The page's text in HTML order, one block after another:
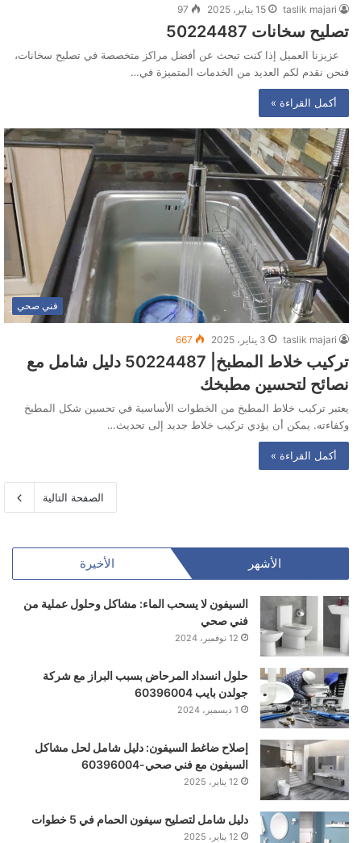
taslik majari 15 يناير، 2025 97
تصليح سخانات ‭50224487‬
عزيزنا العميل إذا كنت تبحث عن أفضل مراكز متخصصة في تصليح سخانات،
فنحن نقدم لكم العديد من الخدمات المتميزة في…
أكمل القراءة »
فني صحي
taslik majari 3 يناير، 2025 667
تركيب خلاط المطبخ| 50224487‬ دليل شامل مع
نصائح لتحسين مطبخك
يعتبر تركيب خلاط المطبخ من الخطوات الأساسية في تحسين شكل المطبخ
وكفاءته. يمكن أن يؤدي تركيب خلاط جديد إلى تحديث…
أكمل القراءة »
الصفحة التالية
الأشهر الأخيرة
السيفون لا يسحب الماء: مشاكل وحلول عملية من
فني صحي
12 نوفمبر، 2024
حلول انسداد المرحاض بسبب البراز مع شركة
جولدن بايب 60396004
1 ديسمبر، 2024
إصلاح ضاغط السيفون: دليل شامل لحل مشاكل
السيفون مع فني صحي-60396004
12 يناير، 2025
دليل شامل لتصليح سيفون الحمام في 5 خطوات
12 يناير، 2025